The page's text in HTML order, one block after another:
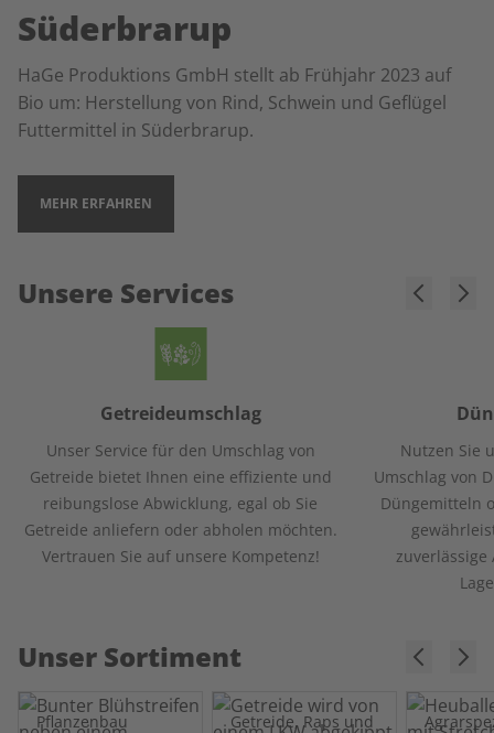
Süderbrarup
HaGe Produktions GmbH stellt ab Frühjahr 2023 auf
Bio um: Herstellung von Rind, Schwein und Geflügel
Futtermittel in Süderbrarup.
MEHR ERFAHREN
Unsere Services
Getreideumschlag
Unser Service für den Umschlag von
Getreide bietet Ihnen eine effiziente und
reibungslose Abwicklung, egal ob Sie
Getreide anliefern oder abholen möchten.
Vertrauen Sie auf unsere Kompetenz!
Nutzen Sie
Umschlag von
Düngemitteln
zuverlässige
Unser Sortiment
Pflanzenbau
Getreide, Raps und